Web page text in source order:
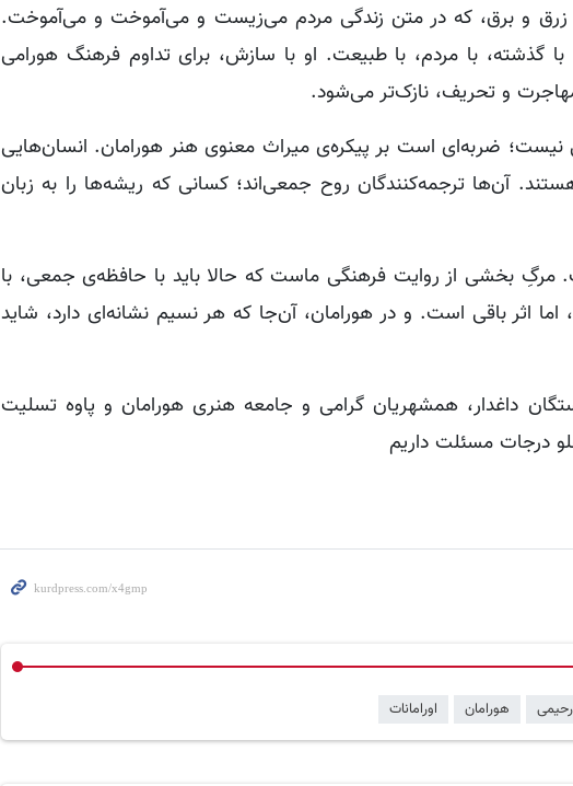
زرق و برق، که در متن زندگی مردم می‌زیست و می‌آموخت و می‌آموخت.
گذشته، با مردم، با طبیعت. او با سازش، برای تداوم فرهنگ هورامی
و تحریف، نازک‌تر می‌شود.
ضربه‌ای است بر پیکره‌ی میراث معنوی هنر هورامان. انسان‌هایی
آن‌ها ترجمه‌کنندگان روح جمعی‌اند؛ کسانی که ریشه‌ها را به زبان
بخشی از روایت فرهنگی ماست که حالا باید با حافظه‌ی جمعی، با
اثر باقی است. و در هورامان، آن‌جا که هر نسیم نشانه‌ای دارد، شاید
بستگان داغدار، همشهریان گرامی و جامعه هنری هورامان و پاوه تسلیت
درجات مسئلت داریم
هورامان اورامانات